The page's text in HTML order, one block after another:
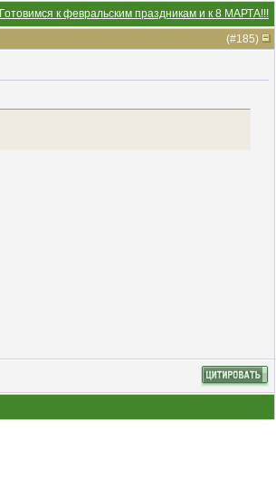
Готовимся к февральским праздникам и к 8 МАРТА!!!
(#185)